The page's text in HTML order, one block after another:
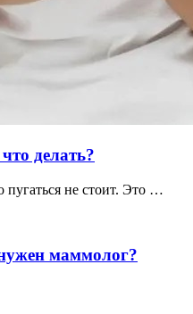
делать?
пугаться не стоит. Это …
маммолог?